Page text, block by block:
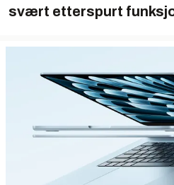
svært etterspurt